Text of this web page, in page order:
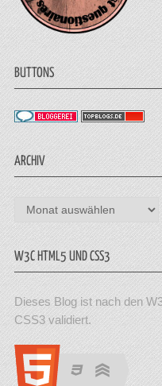
BUTTONS
ARCHIV
Archiv
W3C HTML5 UND CSS3
Dieses Blog ist nach den
CSS3 validiert.